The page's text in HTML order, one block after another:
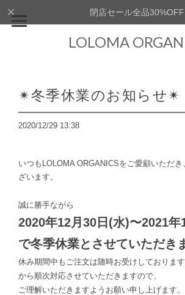
閉店セール全品30%OFF
LOLOMA
✴︎冬季休業のお知らせ✴︎
2020/12/29 13:38
いつもLOLOMA ORGANICSをご愛顧いただ
ざいます。
誠に勝手ながら
2020年12月30日(水)〜2021年
で冬季休業とさせていただき
休み期間中もご注文は随時お受けしておりま
から順次対応させていただきますので、
ご理解いただきますようお願い申し上げます。